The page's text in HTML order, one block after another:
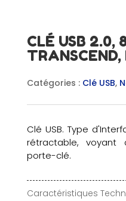
CLÉ USB 2.0,
TRANSCEND,
Catégories : Clé USB,
Clé USB. Type
rétractable, voyant
porte-clé.
Caractéristiques